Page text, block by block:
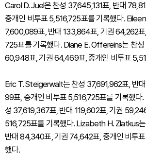
Carol D. Juel은 찬성 37,645,131표, 반대
중개인 비투표 5,516,725표를 기록했다.
7,600,089표, 반대 133,864표, 기권 64,262표
725표를 기록했다. Diane E. Offereins는 찬
60,948표, 기권 64,469표, 중개인 비투표
Eric T. Steigerwalt는 찬성 37,691,962표, 반
99표, 중개인 비투표 5,516,725표를 기록했
성 37,619,367표, 반대 119,602표, 기권
516,725표를 기록했다. Lizabeth H. Zlatkus
반대 84,340표, 기권 74,642표, 중개인 비투
했다.